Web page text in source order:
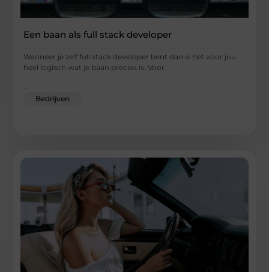
Een baan als full stack developer
Wanneer je zelf full stack developer bent dan is het voor jou
heel logisch wat je baan precies is. Voor
...
Bedrijven